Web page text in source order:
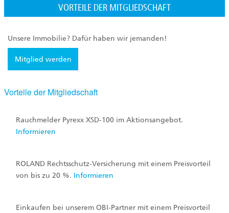
VORTEILE DER MITGLIEDSCHAFT
Unsere Immobilie? Dafür haben wir jemanden!
Mitglied werden
Vorteile der Mitgliedschaft
Rauchmelder Pyrexx XSD-100 im Aktionsangebot.
Informieren
ROLAND Rechtsschutz-Versicherung mit einem Preisvorteil
von bis zu 20 %. Informieren
Einkaufen bei unserem OBI-Partner mit einem Preisvorteil